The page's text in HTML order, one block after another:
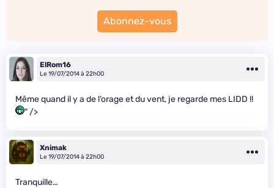
Abonnez-vous
ElRom16
Le 19/07/2014 à 22h00
Même quand il y a de l’orage et du vent, je regarde mes LIDD !!
" />
Xnimak
Le 19/07/2014 à 22h00
Tranquille…